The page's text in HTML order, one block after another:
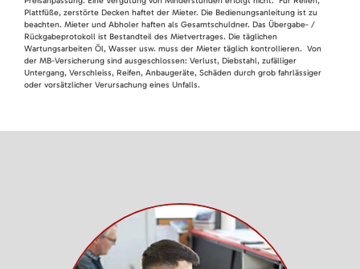
Plattfüße, zerstörte Decken haftet der Mieter. Die Bedienungsanleitung ist zu
beachten. Mieter und Abholer haften als Gesamtschuldner. Das Übergabe- /
Rückgabeprotokoll ist Bestandteil des Mietvertrages. Die täglichen
Wartungsarbeiten Öl, Wasser usw. muss der Mieter täglich kontrollieren. Von
der MB-Versicherung sind ausgeschlossen: Verlust, Diebstahl, zufälliger
Untergang, Verschleiss, Reifen, Anbaugeräte, Schäden durch grob fahrlässiger
oder vorsätzlicher Verursachung eines Unfalls.